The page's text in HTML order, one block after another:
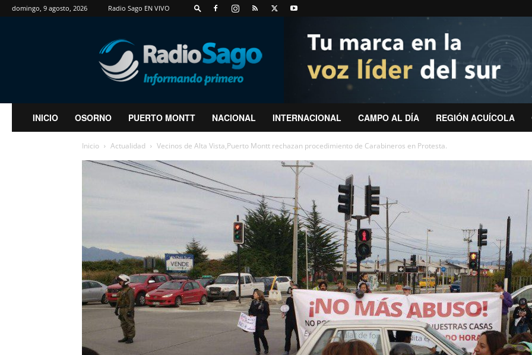
domingo, 9 agosto, 2026 Radio Sago EN VIVO
RadioSago
INICIO OSORNO PUERTO MONTT NACIONAL INTERNACIONAL CAMPO AL DÍA REGIÓN ACUÍCOLA
Inicio Actualidad Vecinos de Alta Vista,Puerto Montt rechazan procedimiento de Carabineros en Protesta.